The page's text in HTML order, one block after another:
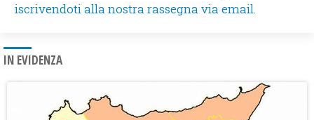
iscrivendoti alla nostra rassegna via email.
IN EVIDENZA